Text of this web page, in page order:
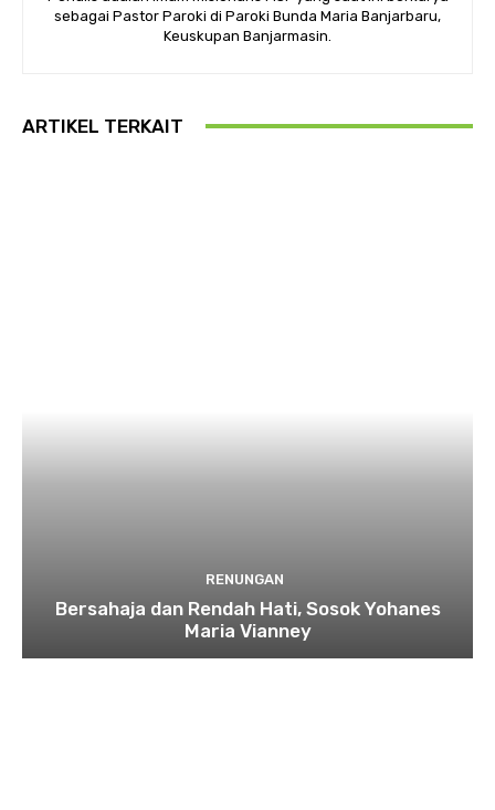
sebagai Pastor Paroki di Paroki Bunda Maria Banjarbaru,
Keuskupan Banjarmasin.
ARTIKEL TERKAIT
RENUNGAN
Bersahaja dan Rendah Hati, Sosok Yohanes
Maria Vianney